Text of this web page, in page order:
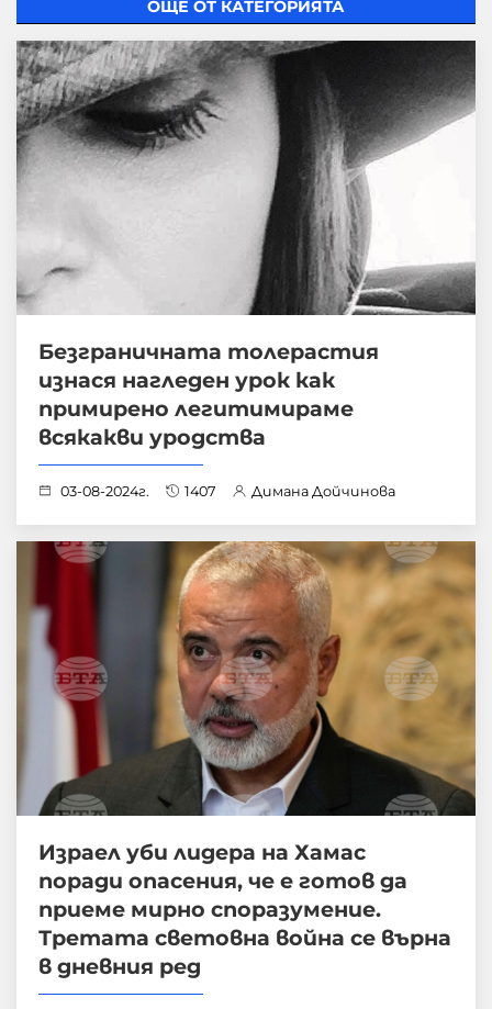
ОЩЕ ОТ КАТЕГОРИЯТА
Безграничната толерастия
изнася нагледен урок как
примирено легитимираме
всякакви уродства
03-08-2024г. 1407 Димана Дойчинова
Израел уби лидера на Хамас
поради опасения, че е готов да
приеме мирно споразумение.
Третата световна война се върна
в дневния ред